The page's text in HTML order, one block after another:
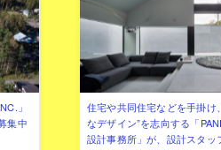
」
集中
住宅や共同住宅などを手掛け
なデザイン”を志向する「
設計事務所」が、設計スタッ